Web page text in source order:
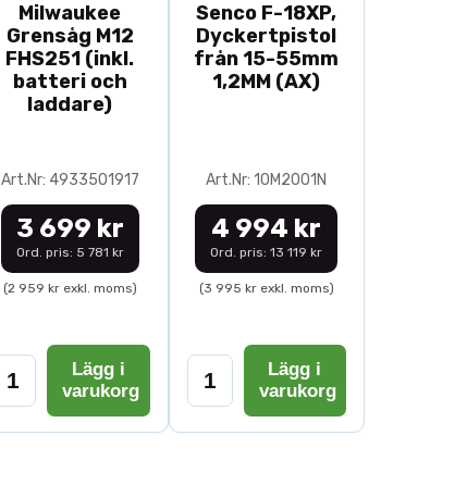
Milwaukee
Grensåg M12
FHS251 (inkl.
batteri och
laddare)
Art.Nr: 4933501917
3 699 kr
Ord. pris: 5 781 kr
(2 959 kr exkl. moms)
Lägg i
varukorg
Senco F-18XP,
Dyckertpistol
från 15-55mm
1,2MM (AX)
Art.Nr: 10M2001N
4 994 kr
Ord. pris: 13 119 kr
(3 995 kr exkl. moms)
Lägg i
varukorg